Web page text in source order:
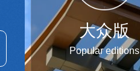
大众版
Popular editions